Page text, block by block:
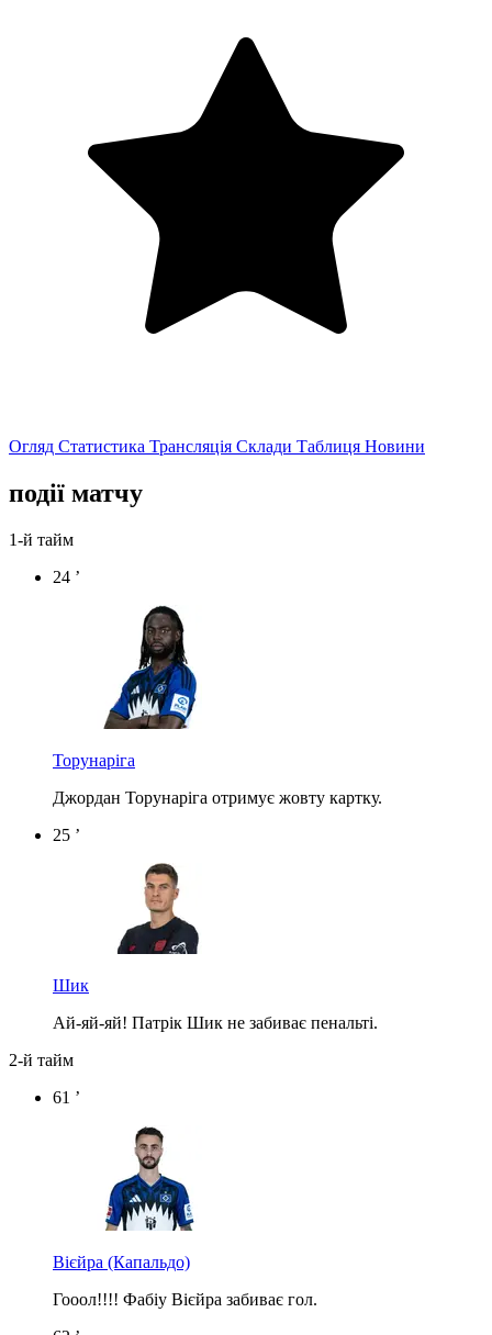
Огляд Статистика Трансляція Склади Таблиця Новини
події матчу
1-й тайм
24 ’
Торунаріга
Джордан Торунаріга отримує жовту картку.
25 ’
Шик
Ай-яй-яй! Патрік Шик не забиває пенальті.
2-й тайм
61 ’
Вієйра (Капальдо)
Гооол!!!! Фабіу Вієйра забиває гол.